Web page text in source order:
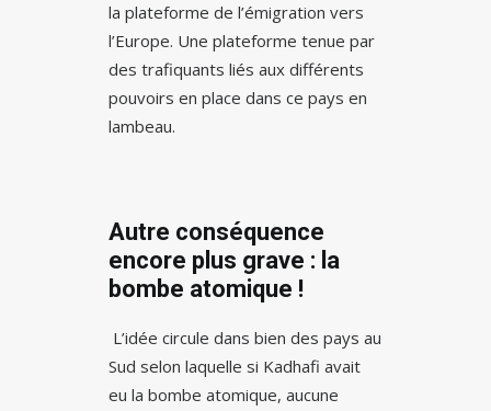
la plateforme de l’émigration vers
l’Europe. Une plateforme tenue par
des trafiquants liés aux différents
pouvoirs en place dans ce pays en
lambeau.
Autre conséquence
encore plus grave : la
bombe atomique !
L’idée circule dans bien des pays au
Sud selon laquelle si Kadhafi avait
eu la bombe atomique, aucune